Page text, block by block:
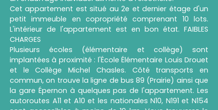
Cet appartement est situé au 2e et dernier étage d'un
petit immeuble en copropriété comprenant 10 lots.
L'intérieur de l'appartement est en bon état. FAIBLES
CHARGES
Plusieurs écoles (élémentaire et collège) sont
implantées à proximité : l'École Élémentaire Louis Drouet
et le Collège Michel Chasles. Côté transports en
commun, on trouve la ligne de bus 89 (Prairie) ainsi que
la gare Épernon à quelques pas de l'appartement. Les
autoroutes A11 et A10 et les nationales N10, N191 et N154